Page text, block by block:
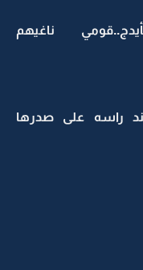
ناغيهم
راسه على صدرها